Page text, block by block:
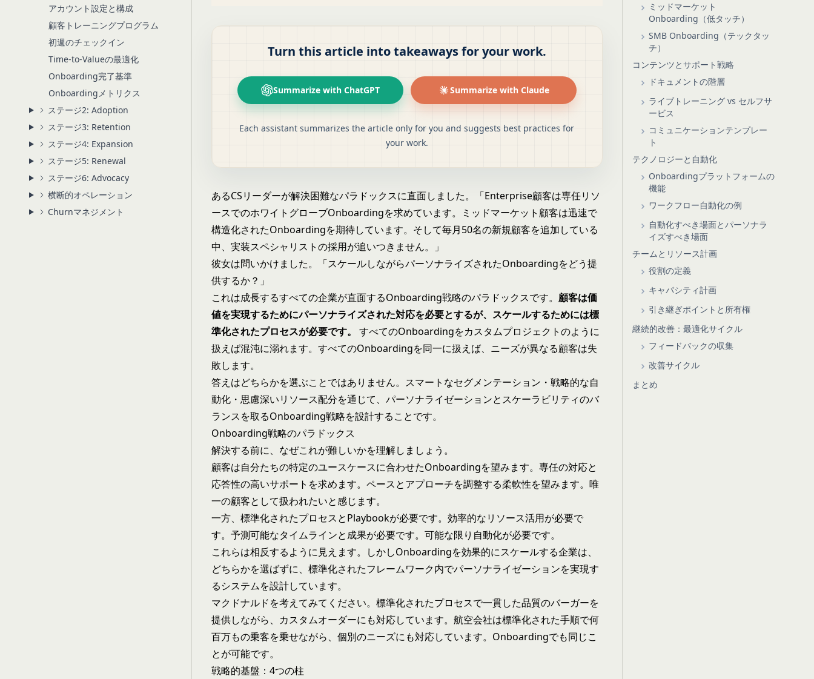
アカウント設定と構成
顧客トレーニングプログラム
初週のチェックイン
Time-to-Valueの最適化
Onboarding完了基準
Onboardingメトリクス
ステージ2: Adoption
ステージ3: Retention
ステージ4: Expansion
ステージ5: Renewal
ステージ6: Advocacy
横断的オペレーション
Churnマネジメント
Turn this article into takeaways for your work.
Summarize with ChatGPT Summarize with Claude
Each assistant summarizes the article only for you and suggests best practices for
your work.
あるCSリーダーが解決困難なパラドックスに直面しました。「Enterprise顧客は専任リソ
ースでのホワイトグローブOnboardingを求めています。ミッドマーケット顧客は迅速で
構造化されたOnboardingを期待しています。そして毎月50名の新規顧客を追加している
中、実装スペシャリストの採用が追いつきません。」
彼女は問いかけました。「スケールしながらパーソナライズされたOnboardingをどう提
供するか？」
これは成長するすべての企業が直面するOnboarding戦略のパラドックスです。顧客は価
値を実現するためにパーソナライズされた対応を必要とするが、スケールするためには標
準化されたプロセスが必要です。
すべてのOnboardingをカスタムプロジェクトのように
扱えば混沌に溺れます。すべてのOnboardingを同一に扱えば、ニーズが異なる顧客は失
敗します。
答えはどちらかを選ぶことではありません。スマートなセグメンテーション・戦略的な自
動化・思慮深いリソース配分を通じて、パーソナライゼーションとスケーラビリティのバ
ランスを取るOnboarding戦略を設計することです。
Onboarding戦略のパラドックス
解決する前に、なぜこれが難しいかを理解しましょう。
顧客は自分たちの特定のユースケースに合わせたOnboardingを望みます。専任の対応と
応答性の高いサポートを求めます。ペースとアプローチを調整する柔軟性を望みます。唯
一の顧客として扱われたいと感じます。
一方、標準化されたプロセスとPlaybookが必要です。効率的なリソース活用が必要で
す。予測可能なタイムラインと成果が必要です。可能な限り自動化が必要です。
これらは相反するように見えます。しかしOnboardingを効果的にスケールする企業は、
どちらかを選ばずに、標準化されたフレームワーク内でパーソナライゼーションを実現す
るシステムを設計しています。
マクドナルドを考えてみてください。標準化されたプロセスで一貫した品質のバーガーを
提供しながら、カスタムオーダーにも対応しています。航空会社は標準化された手順で何
百万もの乗客を乗せながら、個別のニーズにも対応しています。Onboardingでも同じこ
とが可能です。
戦略的基盤：4つの柱
ミッドマーケット
Onboarding（低タッチ）
SMB Onboarding（テックタッ
チ）
コンテンツとサポート戦略
ドキュメントの階層
ライブトレーニング vs セルフサ
ービス
コミュニケーションテンプレー
ト
テクノロジーと自動化
Onboardingプラットフォームの
機能
ワークフロー自動化の例
自動化すべき場面とパーソナラ
イズすべき場面
チームとリソース計画
役割の定義
キャパシティ計画
引き継ぎポイントと所有権
継続的改善：最適化サイクル
フィードバックの収集
改善サイクル
まとめ